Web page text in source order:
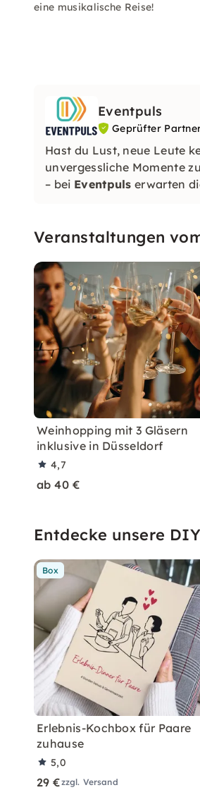
eine musikalische Reise!
Eventpuls
Geprüfter
Hast du Lust, neue Leute
unvergessliche Momente
– bei Eventpuls erwarten
Veranstaltungen
Weinhopping mit 3 Gläsern
inklusive in Düsseldorf
4,7
ab 40 €
Entdecke unsere
Box
Erlebnis-Kochbox für Paare
zuhause
5,0
29 €zzgl. Versand